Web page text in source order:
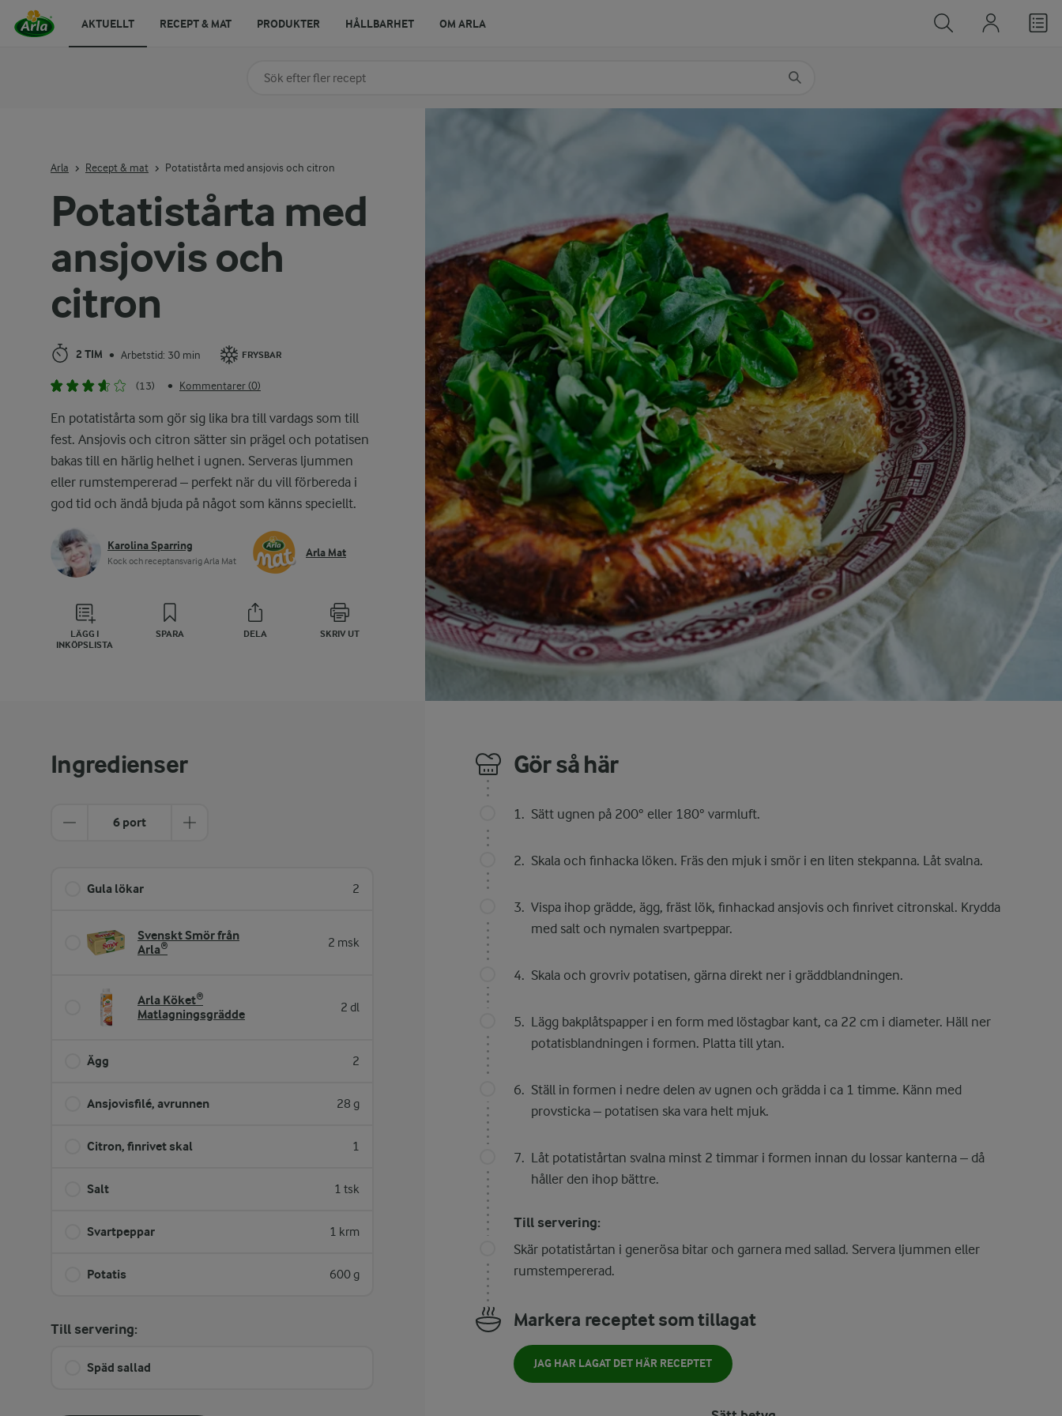
Potatistårta med
ansjovis och
citron
2 TIM • Arbetstid: 30 min FRYSBAR
(13) • Kommentarer (0)
En potatistårta som gör sig lika bra till vardags som till
fest. Ansjovis och citron sätter sin prägel och potatisen
bakas till en härlig helhet i ugnen. Serveras ljummen
eller rumstempererad – perfekt när du vill förbereda i
god tid och ändå bjuda på något som känns speciellt.
Karolina Sparring
Kock och receptansvarig Arla Mat
Arla Mat
LÄGG I
INKÖPSLISTA
SPARA DELA SKRIV UT
Arla Recept & mat Potatistårta med ansjovis och citron
Ingredienser
6 port
Gula lökar 2
Svenskt Smör från
Arla®
2 msk
Arla Köket®
Matlagningsgrädde
2 dl
Ägg 2
Ansjovisfilé, avrunnen 28 g
Citron, finrivet skal 1
Salt 1 tsk
Svartpeppar 1 krm
Potatis 600 g
Till servering:
Späd sallad
Gör så här
Sätt ugnen på 200° eller 180° varmluft.
Skala och finhacka löken. Fräs den mjuk i smör i en liten stekpanna. Låt svalna.
Vispa ihop grädde, ägg, fräst lök, finhackad ansjovis och finrivet citronskal. Krydda
med salt och nymalen svartpeppar.
Skala och grovriv potatisen, gärna direkt ner i gräddblandningen.
Lägg bakplåtspapper i en form med löstagbar kant, ca 22 cm i diameter. Häll ner
potatisblandningen i formen. Platta till ytan.
Ställ in formen i nedre delen av ugnen och grädda i ca 1 timme. Känn med
provsticka – potatisen ska vara helt mjuk.
Låt potatistårtan svalna minst 2 timmar i formen innan du lossar kanterna – då
håller den ihop bättre.
Till servering:
Skär potatistårtan i generösa bitar och garnera med sallad. Servera ljummen eller
rumstempererad.
Markera receptet som tillagat
JAG HAR LAGAT DET HÄR RECEPTET
Sök på kategori eller ingrediens
AKTUELLT RECEPT & MAT PRODUKTER HÅLLBARHET OM ARLA